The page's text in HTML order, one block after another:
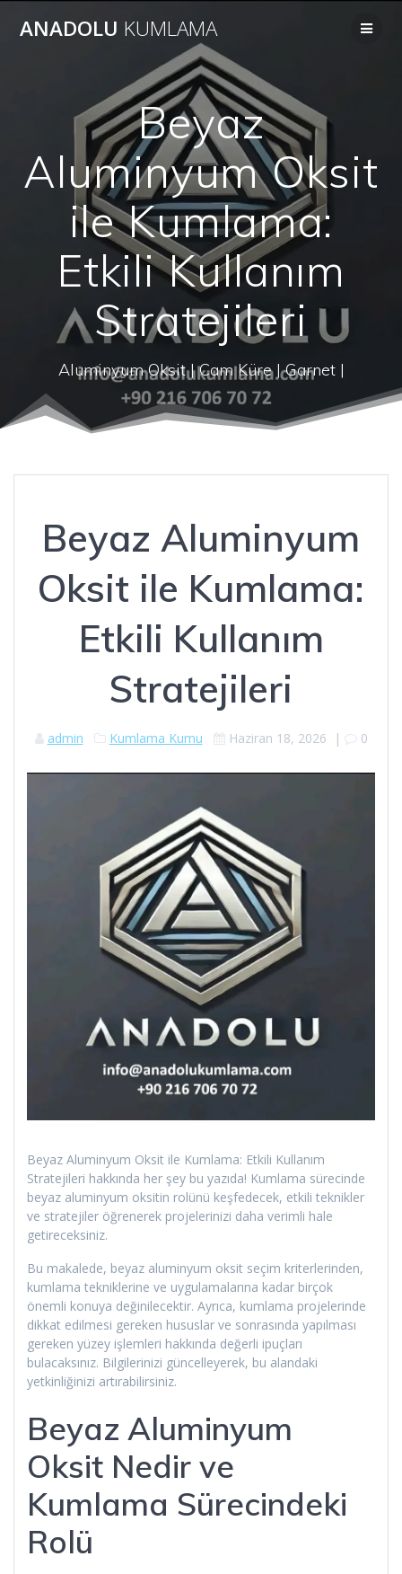
to
content
ANADOLU KUMLAMA
Beyaz
Aluminyum Oksit
ile Kumlama:
Etkili Kullanım
Stratejileri
Aluminyum Oksit | Cam Küre | Garnet |
Beyaz Aluminyum
Oksit ile Kumlama:
Etkili Kullanım
Stratejileri
admin Kumlama Kumu Haziran 18, 2026 | 0
Beyaz Aluminyum Oksit ile Kumlama: Etkili Kullanım
Stratejileri hakkında her şey bu yazıda! Kumlama sürecinde
beyaz aluminyum oksitin rolünü keşfedecek, etkili teknikler
ve stratejiler öğrenerek projelerinizi daha verimli hale
getireceksiniz.
Bu makalede, beyaz aluminyum oksit seçim kriterlerinden,
kumlama tekniklerine ve uygulamalarına kadar birçok
önemli konuya değinilecektir. Ayrıca, kumlama projelerinde
dikkat edilmesi gereken hususlar ve sonrasında yapılması
gereken yüzey işlemleri hakkında değerli ipuçları
bulacaksınız. Bilgilerinizi güncelleyerek, bu alandaki
yetkinliğinizi artırabilirsiniz.
Beyaz Aluminyum
Oksit Nedir ve
Kumlama Sürecindeki
Rolü